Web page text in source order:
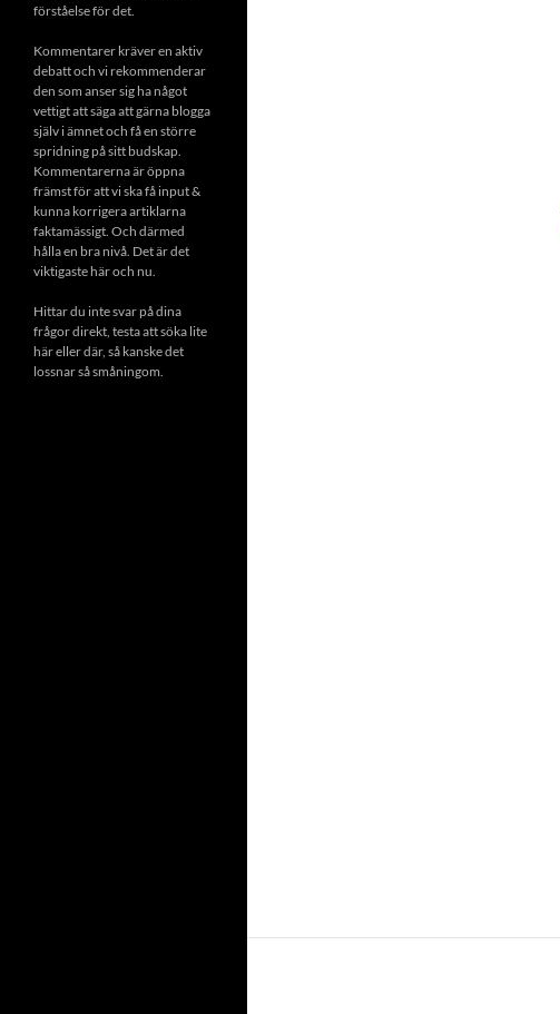
förståelse för det.
Kommentarer kräver en aktiv
debatt och vi rekommenderar
den som anser sig ha något
vettigt att säga att gärna blogga
själv i ämnet och få en större
spridning på sitt budskap.
Kommentarerna är öppna
främst för att vi ska få input &
kunna korrigera artiklarna
faktamässigt. Och därmed
hålla en bra nivå. Det är det
viktigaste här och nu.
Hittar du inte svar på dina
frågor direkt, testa att söka lite
här eller där, så kanske det
lossnar så småningom.